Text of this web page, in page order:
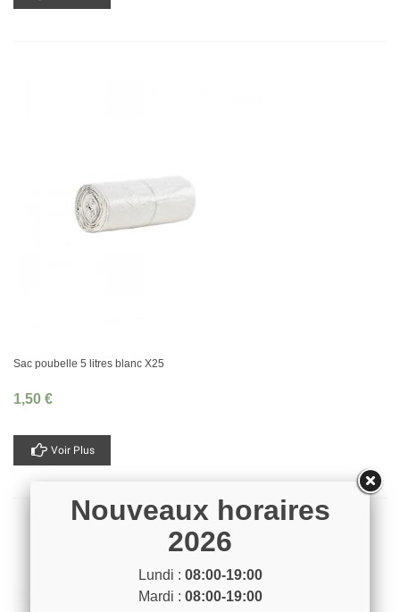
Sac poubelle 5 litres blanc X25
1,50 €
Voir Plus
Nouveaux horaires
2026
Lundi : 08:00-19:00
Mardi : 08:00-19:00